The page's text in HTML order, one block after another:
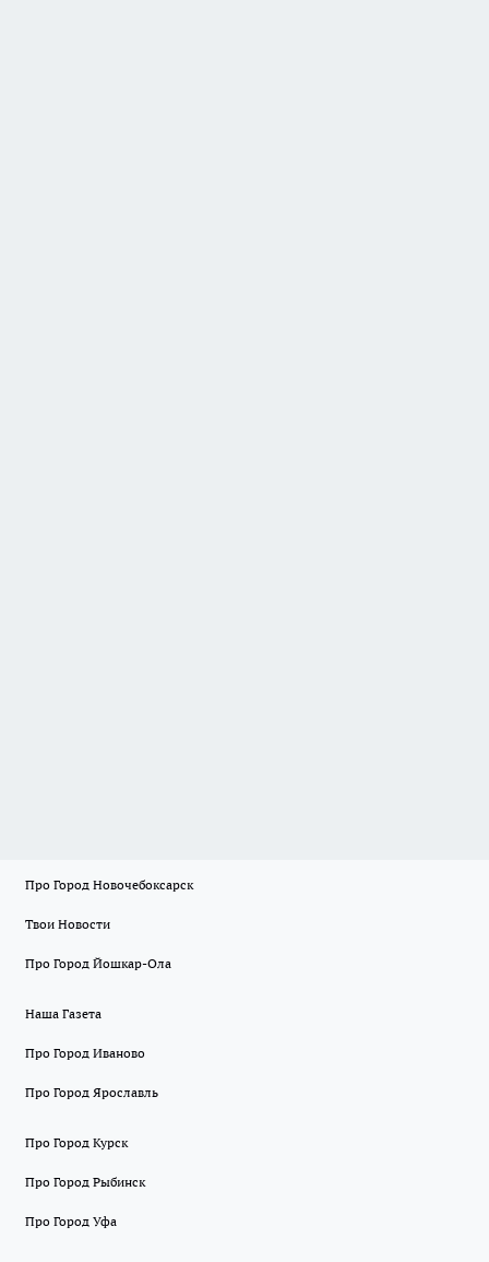
Про Город Новочебоксарск
Твои Новости
Про Город Йошкар-Ола
Наша Газета
Про Город Иваново
Про Город Ярославль
Про Город Курск
Про Город Рыбинск
Про Город Уфа